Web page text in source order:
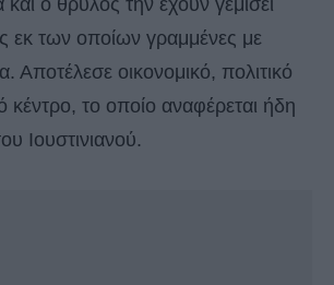
ο θρύλος την έχουν γεμίσει
εκ των οποίων γραμμένες με
Αποτέλεσε οικονομικό, πολιτικό
κέντρο, το οποίο αναφέρεται ήδη
Ιουστινιανού.